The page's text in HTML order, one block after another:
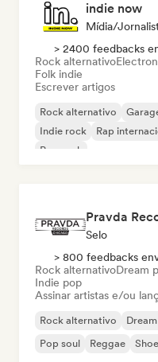
indie now
Mídia/
> 2400 feedbacks
Rock alternativo
Folk indie
Escrever artigos
Rock alternativo
Indie rock
Rap
Pop rock
Pravda
Selo
> 800 feedbacks
Rock alternativoDream
Indie pop
Assinar artistas e/ou
Rock alternativo
Pop soul
Reggae